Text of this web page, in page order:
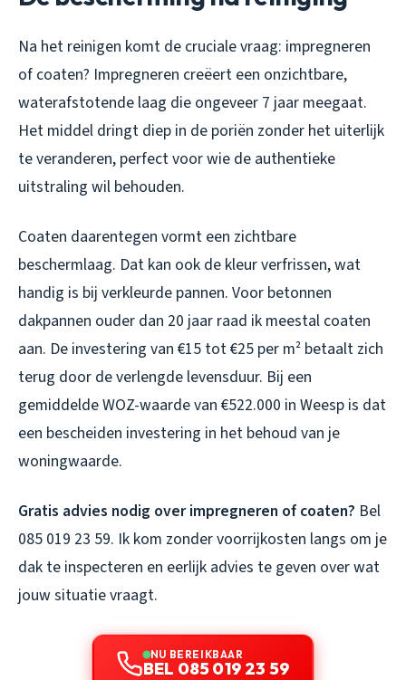
Na het reinigen komt de cruciale vraag: impregneren
of coaten? Impregneren creëert een onzichtbare,
waterafstotende laag die ongeveer 7 jaar meegaat.
Het middel dringt diep in de poriën zonder het uiterlijk
te veranderen, perfect voor wie de authentieke
uitstraling wil behouden.
Coaten daarentegen vormt een zichtbare
beschermlaag. Dat kan ook de kleur verfrissen, wat
handig is bij verkleurde pannen. Voor betonnen
dakpannen ouder dan 20 jaar raad ik meestal coaten
aan. De investering van €15 tot €25 per m² betaalt zich
terug door de verlengde levensduur. Bij een
gemiddelde WOZ-waarde van €522.000 in Weesp is dat
een bescheiden investering in het behoud van je
woningwaarde.
Gratis advies nodig over impregneren of coaten? Bel
085 019 23 59. Ik kom zonder voorrijkosten langs om je
dak te inspecteren en eerlijk advies te geven over wat
jouw situatie vraagt.
NU BEREIKBAAR
BEL 085 019 23 59